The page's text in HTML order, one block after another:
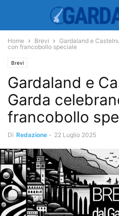
Home Brevi
Gardaland e
con francobollo speciale
Brevi
Gardaland e
Garda
francobollo
Di Redazione - 22 Luglio 2025